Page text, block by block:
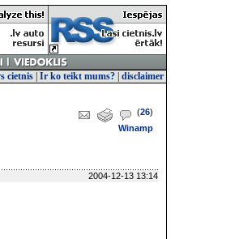
cietnis Ir ko teikt mums? disclaimer
(26)
Winamp
2004-12-13 13:14